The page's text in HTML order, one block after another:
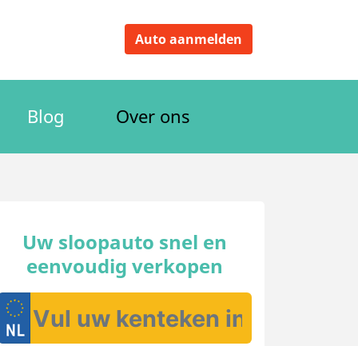
Auto aanmelden
Blog Over ons
Uw sloopauto snel en
eenvoudig verkopen